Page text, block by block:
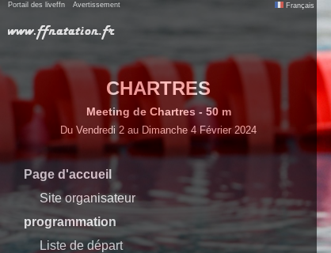
Portail des liveffn Avertissement Français
CHARTRES
Meeting de Chartres - 50 m
Du Vendredi 2 au Dimanche 4 Février 2024
Page d'accueil
Site organisateur
programmation
Liste de départ